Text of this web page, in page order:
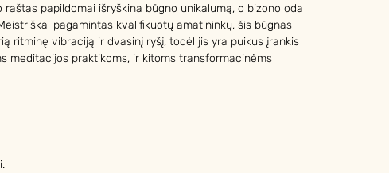
papildomai išryškina būgno unikalumą, o bizono oda
pagamintas kvalifikuotų amatininkų, šis būgnas
ritminę vibraciją ir dvasinį ryšį, todėl jis yra puikus įrankis
meditacijos praktikoms, ir kitoms transformacinėms